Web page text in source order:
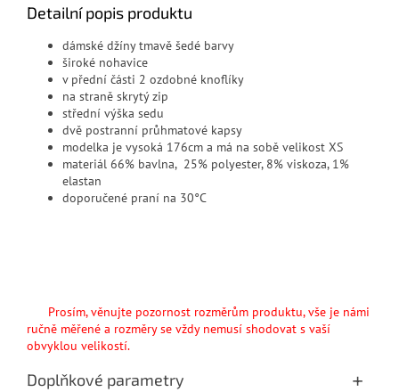
Detailní popis produktu
dámské džíny tmavě šedé barvy
široké nohavice
v přední části 2 ozdobné knoflíky
na straně skrytý zip
střední výška sedu
dvě postranní průhmatové kapsy
modelka je vysoká 176cm a má na sobě velikost XS
materiál 66% bavlna, 25% polyester, 8% viskoza, 1%
elastan
doporučené praní na 30°C
Prosím, věnujte pozornost rozměrům produktu, vše je námi
ručně měřené a rozměry se vždy nemusí shodovat s vaší
obvyklou velikostí.
Doplňkové parametry